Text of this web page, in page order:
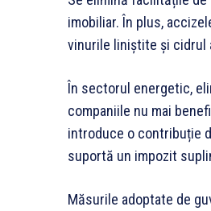
imobiliar. În plus,
vinurile liniștite și cidrul
În sectorul energetic,
companiile nu mai
introduce o contribuție
suportă un impozit
Măsurile adoptate de